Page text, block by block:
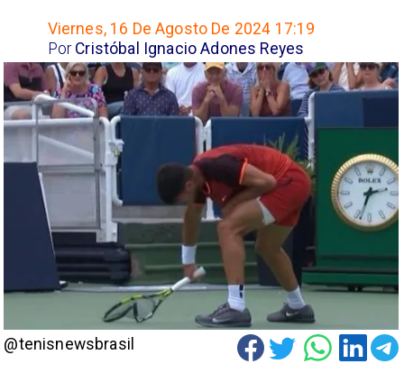
Viernes, 16 De Agosto De 2024 17:19
Cristóbal Ignacio Adones Reyes
Por
@tenisnewsbrasil